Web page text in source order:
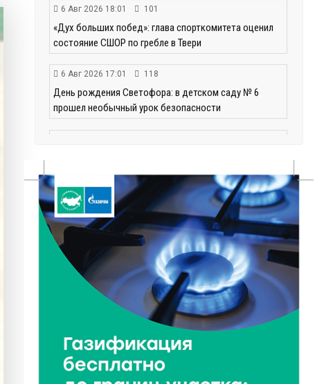
6 Авг 2026 18:01 101
«Дух больших побед»: глава спорткомитета оценил
состояние СШОР по гребле в Твери
6 Авг 2026 17:01 118
День рождения Светофора: в детском саду № 6
прошел необычный урок безопасности
колледжи
6 Авг 2026 16:37 117
Исследование: ежемесячная смена категорий
кешбэка создает волны спроса
6 Авг 2026 16:28 183
Тверские «Романтики» покорили Витебск своей
хореографией
6 Авг 2026 16:08
Виталий Королев наградил строителей и
анонсировал новые проекты